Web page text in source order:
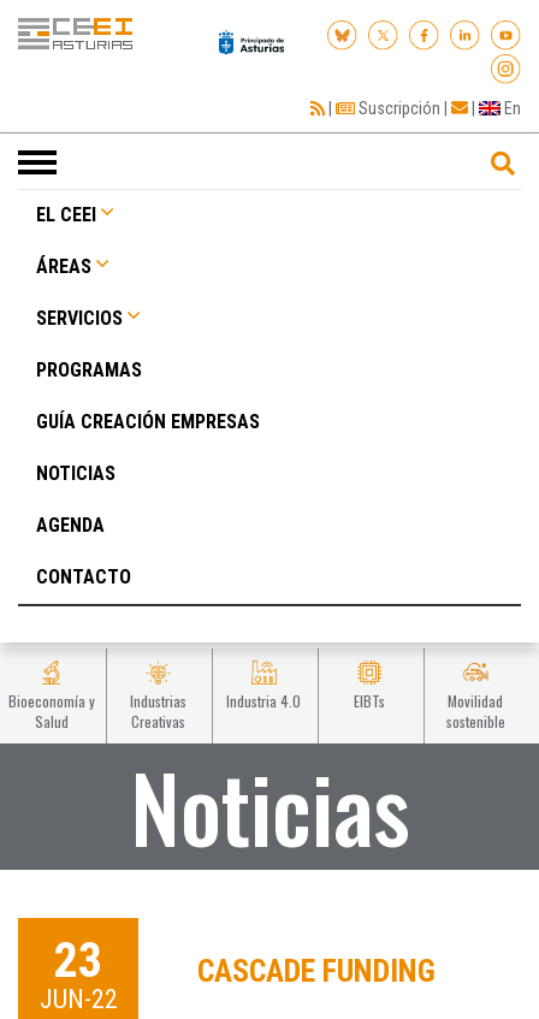
| Suscripción | | En
Toggle
navigation
EL CEEI
ÁREAS
SERVICIOS
PROGRAMAS
GUÍA CREACIÓN EMPRESAS
NOTICIAS
AGENDA
CONTACTO
Bioeconomía y
Salud
Industrias
Creativas
Industria 4.0 EIBTs
Movilidad
sostenible
Noticias
23
JUN-22
CASCADE FUNDING